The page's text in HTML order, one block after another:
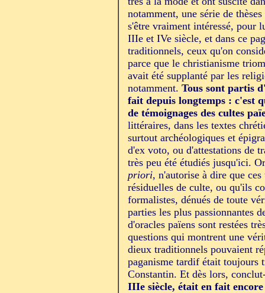
notamment, une série de
s'être vraiment intéressé, pour
IIIe et IVe siècle, et dans ce
traditionnels, ceux qu'on
parce que le christianisme
avait été supplanté par les
notamment. Tous sont partis
fait depuis longtemps : c'est
de témoignages des cultes
littéraires, dans les textes
surtout archéologiques et
d'ex voto, ou d'attestations de
très peu été étudiés jusqu'ici.
priori, n'autorise à dire que
résiduelles de culte, ou qu'ils
formalistes, dénués de toute
parties les plus passionnantes
d'oracles païens sont restées
questions qui montrent une
dieux traditionnels pouvaient
paganisme tardif était toujours
Constantin. Et dès lors,
IIIe siècle, était en fait